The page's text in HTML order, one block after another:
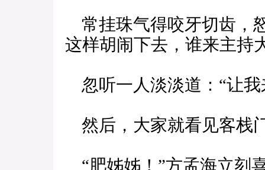
常挂珠气得咬牙切齿，
这样胡闹下去，谁来主持
忽听一人淡淡道：“让我
然后，大家就看见客栈
“肥姊姊！”方孟海立刻